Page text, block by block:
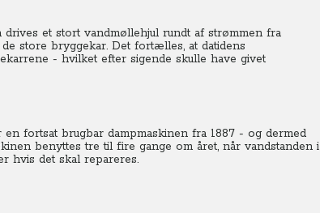
et stort vandmøllehjul rundt af strømmen fra
store bryggekar. Det fortælles, at datidens
- hvilket efter sigende skulle have givet
fortsat brugbar dampmaskinen fra 1887 - og dermed
benyttes tre til fire gange om året, når vandstanden i
hvis det skal repareres.